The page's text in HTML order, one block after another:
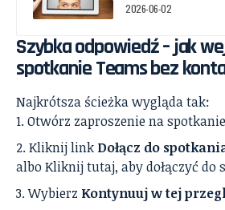
2026-06-02
Szybka odpowiedź – jak
spotkanie Teams bez
Najkrótsza ścieżka wygląda tak:
Otwórz zaproszenie na
Kliknij link Dołącz do
albo Kliknij tutaj, aby dołączyć do
Wybierz Kontynuuj w tej